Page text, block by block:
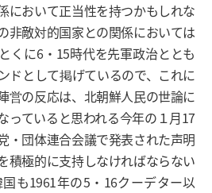
において正当性を持つかもしれな
非敵対的国家との関係においては
くに6・15時代を先軍政治ととも
ドとして掲げているので、これに
営の反応は、北朝鮮人民の世論に
っていると思われる今年の１月17
・団体連合会議で発表された声明
積極的に支持しなければならない
も1961年の5・16クーデター以